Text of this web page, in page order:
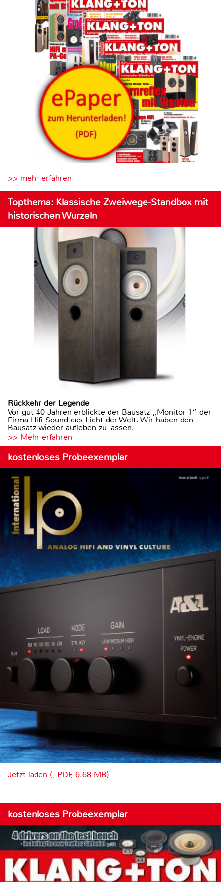
>> mehr erfahren
Topthema: Klassische Zweiwege-Standbox mit
historischen Wurzeln
Rückkehr der Legende
Vor gut 40 Jahren erblickte der Bausatz „Monitor 1“ der
Firma Hifi Sound das Licht der Welt. Wir haben den
Bausatz wieder aufleben zu lassen.
>> Mehr erfahren
kostenloses Probeexemplar
Jetzt laden (, PDF, 6.68 MB)
kostenloses Probeexemplar